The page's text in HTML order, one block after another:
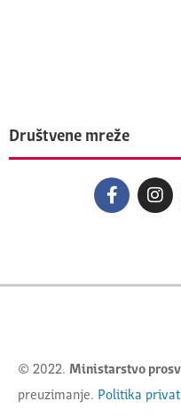
Društvene mreže
© 2022. Ministarstvo
preuzimanje. Politika